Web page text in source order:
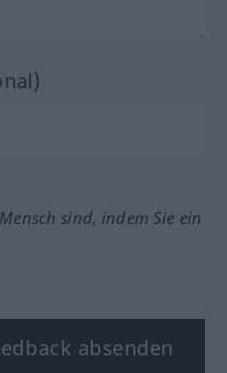
sind, indem Sie ein
absenden